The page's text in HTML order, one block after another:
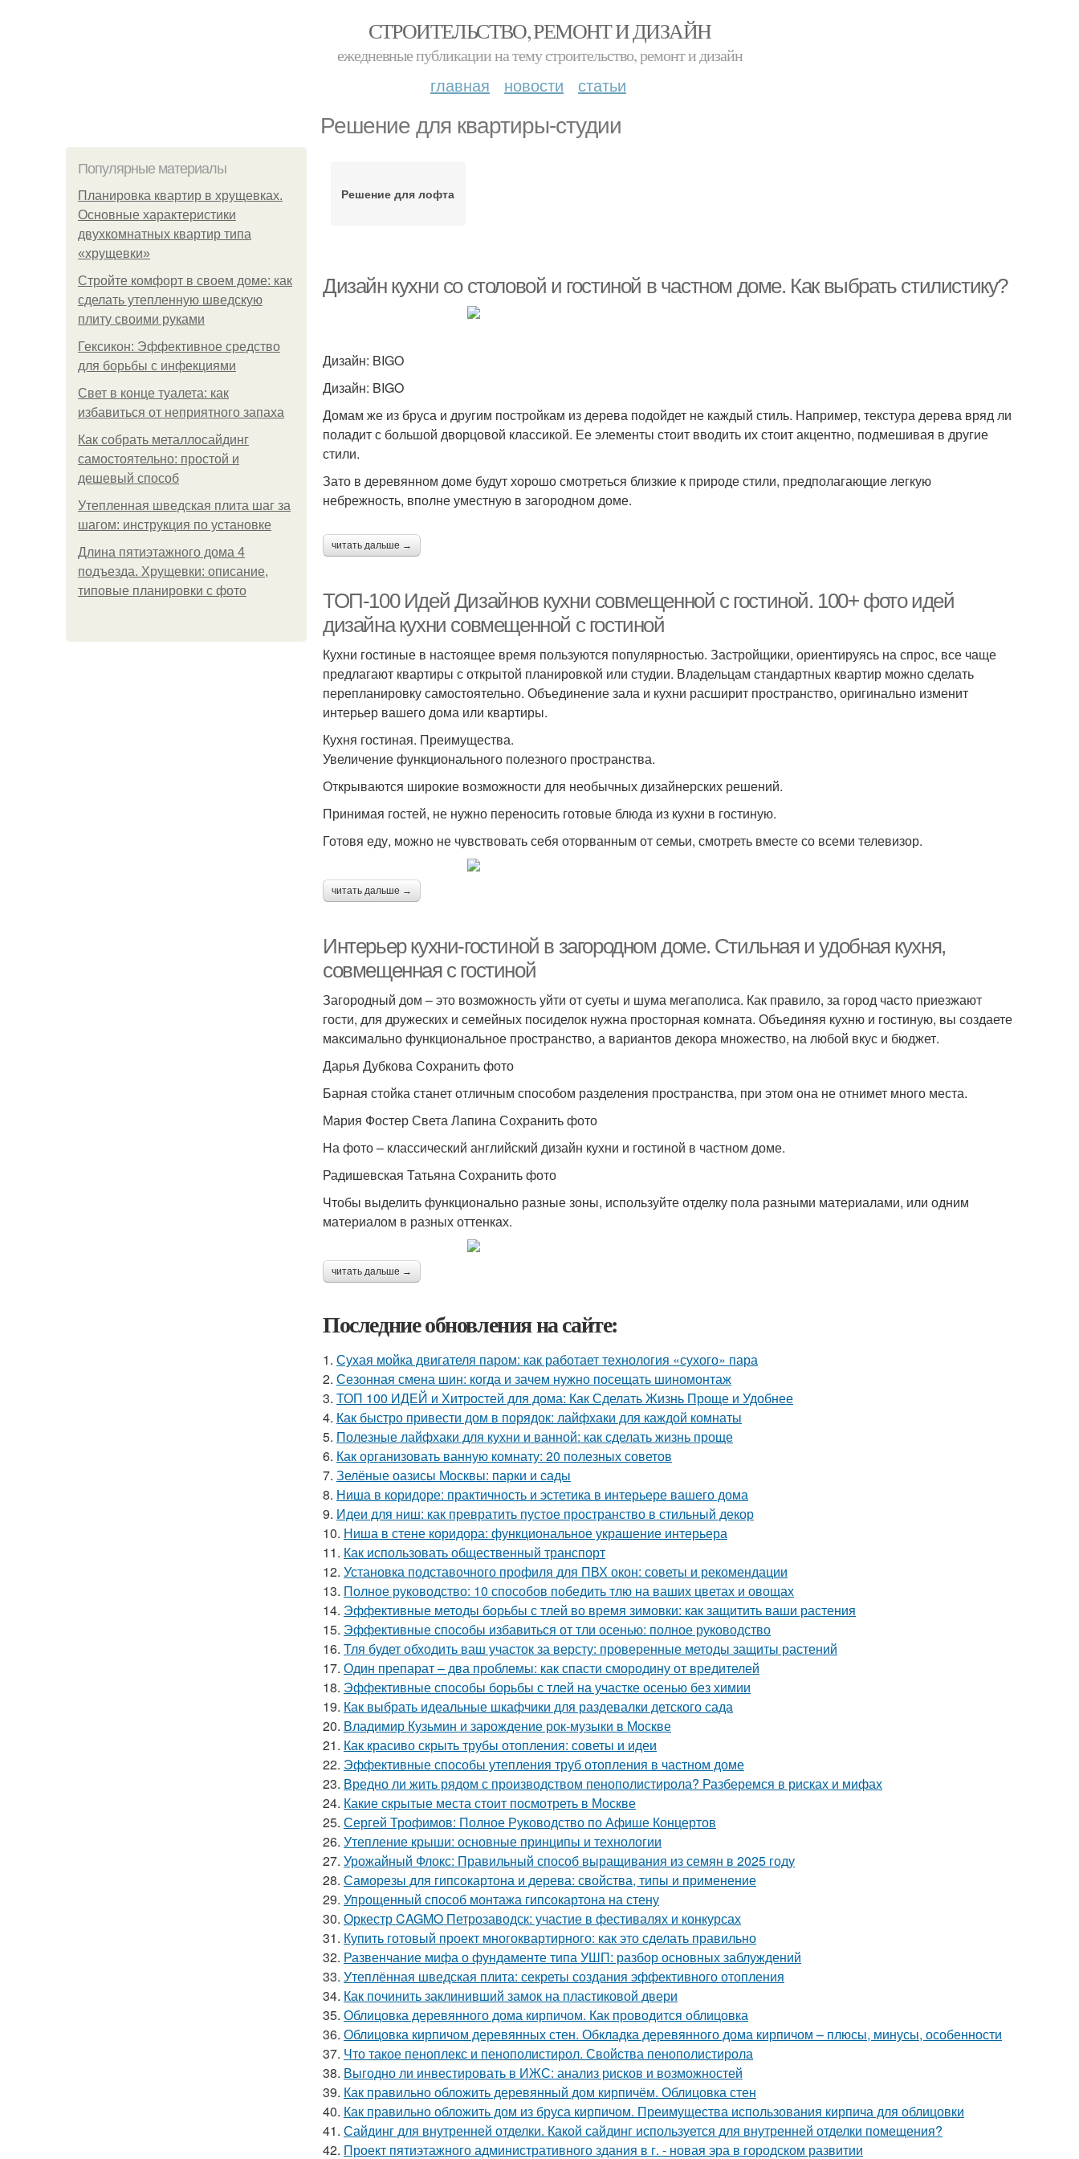
СТРОИТЕЛЬСТВО, РЕМОНТ И ДИЗАЙН
ежедневные публикации на тему строительство, ремонт и дизайн
главная новости статьи
Решение для квартиры-студии
Популярные материалы
Планировка квартир в хрущевках.
Основные характеристики
двухкомнатных квартир типа
«хрущевки»
Стройте комфорт в своем доме: как
сделать утепленную шведскую
плиту своими руками
Гексикон: Эффективное средство
для борьбы с инфекциями
Свет в конце туалета: как
избавиться от неприятного запаха
Как собрать металлосайдинг
самостоятельно: простой и
дешевый способ
Утепленная шведская плита шаг за
шагом: инструкция по установке
Длина пятиэтажного дома 4
подъезда. Хрущевки: описание,
типовые планировки с фото
Решение для лофта
Дизайн кухни со столовой и гостиной в частном доме. Как выбрать стилистику?
Дизайн: BIGO
Дизайн: BIGO
Домам же из бруса и другим постройкам из дерева подойдет не каждый стиль. Например, текстура дерева вряд ли
поладит с большой дворцовой классикой. Ее элементы стоит вводить их стоит акцентно, подмешивая в другие
стили.
Зато в деревянном доме будут хорошо смотреться близкие к природе стили, предполагающие легкую
небрежность, вполне уместную в загородном доме.
читать дальше →
ТОП-100 Идей Дизайнов кухни совмещенной с гостиной. 100+ фото идей
дизайна кухни совмещенной с гостиной
Кухни гостиные в настоящее время пользуются популярностью. Застройщики, ориентируясь на спрос, все чаще
предлагают квартиры с открытой планировкой или студии. Владельцам стандартных квартир можно сделать
перепланировку самостоятельно. Объединение зала и кухни расширит пространство, оригинально изменит
интерьер вашего дома или квартиры.
Кухня гостиная. Преимущества.
Увеличение функционального полезного пространства.
Открываются широкие возможности для необычных дизайнерских решений.
Принимая гостей, не нужно переносить готовые блюда из кухни в гостиную.
Готовя еду, можно не чувствовать себя оторванным от семьи, смотреть вместе со всеми телевизор.
читать дальше →
Интерьер кухни-гостиной в загородном доме. Стильная и удобная кухня,
совмещенная с гостиной
Загородный дом – это возможность уйти от суеты и шума мегаполиса. Как правило, за город часто приезжают
гости, для дружеских и семейных посиделок нужна просторная комната. Объединяя кухню и гостиную, вы создаете
максимально функциональное пространство, а вариантов декора множество, на любой вкус и бюджет.
Дарья Дубкова Сохранить фото
Барная стойка станет отличным способом разделения пространства, при этом она не отнимет много места.
Мария Фостер Света Лапина Сохранить фото
На фото – классический английский дизайн кухни и гостиной в частном доме.
Радишевская Татьяна Сохранить фото
Чтобы выделить функционально разные зоны, используйте отделку пола разными материалами, или одним
материалом в разных оттенках.
читать дальше →
Последние обновления на сайте:
1. Сухая мойка двигателя паром: как работает технология «сухого» пара
2. Сезонная смена шин: когда и зачем нужно посещать шиномонтаж
3. ТОП 100 ИДЕЙ и Хитростей для дома: Как Сделать Жизнь Проще и Удобнее
4. Как быстро привести дом в порядок: лайфхаки для каждой комнаты
5. Полезные лайфхаки для кухни и ванной: как сделать жизнь проще
6. Как организовать ванную комнату: 20 полезных советов
7. Зелёные оазисы Москвы: парки и сады
8. Ниша в коридоре: практичность и эстетика в интерьере вашего дома
9. Идеи для ниш: как превратить пустое пространство в стильный декор
10. Ниша в стене коридора: функциональное украшение интерьера
11. Как использовать общественный транспорт
12. Установка подставочного профиля для ПВХ окон: советы и рекомендации
13. Полное руководство: 10 способов победить тлю на ваших цветах и овощах
14. Эффективные методы борьбы с тлей во время зимовки: как защитить ваши растения
15. Эффективные способы избавиться от тли осенью: полное руководство
16. Тля будет обходить ваш участок за версту: проверенные методы защиты растений
17. Один препарат – два проблемы: как спасти смородину от вредителей
18. Эффективные способы борьбы с тлей на участке осенью без химии
19. Как выбрать идеальные шкафчики для раздевалки детского сада
20. Владимир Кузьмин и зарождение рок-музыки в Москве
21. Как красиво скрыть трубы отопления: советы и идеи
22. Эффективные способы утепления труб отопления в частном доме
23. Вредно ли жить рядом с производством пенополистирола? Разберемся в рисках и мифах
24. Какие скрытые места стоит посмотреть в Москве
25. Сергей Трофимов: Полное Руководство по Афише Концертов
26. Утепление крыши: основные принципы и технологии
27. Урожайный Флокс: Правильный способ выращивания из семян в 2025 году
28. Саморезы для гипсокартона и дерева: свойства, типы и применение
29. Упрощенный способ монтажа гипсокартона на стену
30. Оркестр CAGMO Петрозаводск: участие в фестивалях и конкурсах
31. Купить готовый проект многоквартирного: как это сделать правильно
32. Развенчание мифа о фундаменте типа УШП: разбор основных заблуждений
33. Утеплённая шведская плита: секреты создания эффективного отопления
34. Как починить заклинивший замок на пластиковой двери
35. Облицовка деревянного дома кирпичом. Как проводится облицовка
36. Облицовка кирпичом деревянных стен. Обкладка деревянного дома кирпичом – плюсы, минусы, особенности
37. Что такое пеноплекс и пенополистирол. Свойства пенополистирола
38. Выгодно ли инвестировать в ИЖС: анализ рисков и возможностей
39. Как правильно обложить деревянный дом кирпичём. Облицовка стен
40. Как правильно обложить дом из бруса кирпичом. Преимущества использования кирпича для облицовки
41. Сайдинг для внутренней отделки. Какой сайдинг используется для внутренней отделки помещения?
42. Проект пятиэтажного административного здания в г. - новая эра в городском развитии